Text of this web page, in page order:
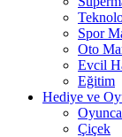
Spor
Oto
Evcil
Eğitim
Hediye ve
Çiçek